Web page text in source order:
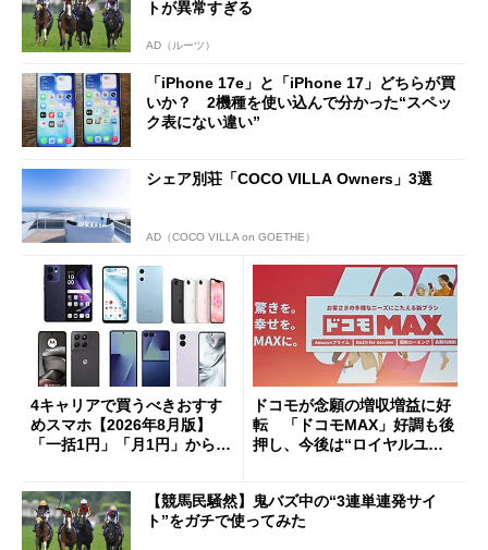
トが異常すぎる
AD（ルーツ）
「iPhone 17e」と「iPhone 17」どちらが買
いか？ 2機種を使い込んで分かった“スペッ
ク表にない違い”
シェア別荘「COCO VILLA Owners」3選
AD（COCO VILLA on GOETHE）
4キャリアで買うべきおすす
めスマホ【2026年8月版】
「一括1円」「月1円」からお
ドコモが念願の増収増益に好
転 「ドコモMAX」好調も後
押し、今後は“ロイヤルユー
【競馬民騒然】鬼バズ中の“3連単連発サイ
ト”をガチで使ってみた